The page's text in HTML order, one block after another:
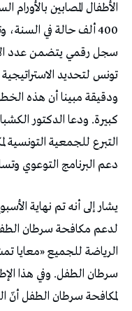
الأطفال المصابين
400 ألف حالة في
سجل رقمي يتضمن عدد
تونس لتحديد
ودقيقة مبينا أن هذه
كبيرة. ودعا الدكتور
التبرع للجمعية
دعم البرنامج التوعوي
يشار إلى أنه تم نهاية
لدعم مكافحة سرطان
الرياضة للجميع «معايا
سرطان الطفل. وفي هذا
لمكافحة سرطان الطفل أنّ